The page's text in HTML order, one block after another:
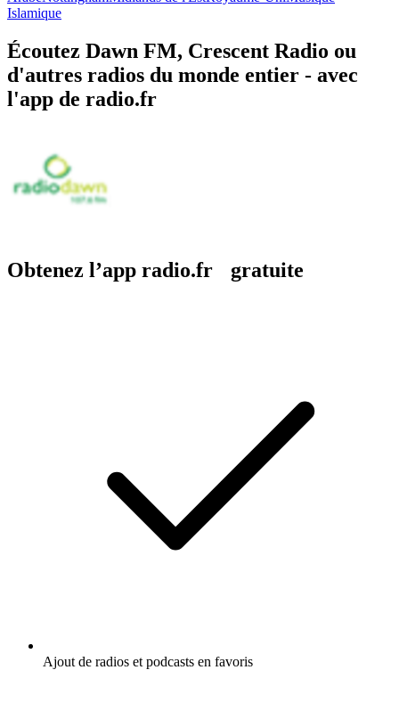
Islamique
Écoutez Dawn FM, Crescent Radio ou
d'autres radios du monde entier - avec
l'app de radio.fr
Obtenez l’app radio.fr gratuite
Ajout de radios et podcasts en favoris